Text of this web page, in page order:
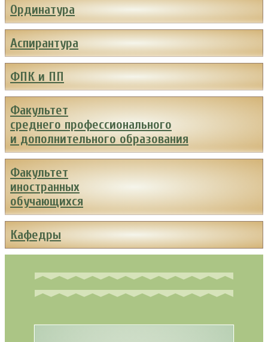
Ординатура
Аспирантура
ФПК и ПП
Факультет
среднего профессионального
и дополнительного образования
Факультет
иностранных
обучающихся
Кафедры